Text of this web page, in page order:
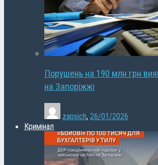
Порушень на 190 млн грн
на Запоріжжі
zapsich, 26/01/2026
Кримінал